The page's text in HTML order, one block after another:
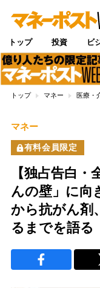
トップ 投資 ビ
トップ マネー 医療・
マネー
有料会員限定
【独占告白
んの壁」に
から抗がん剤
るまでを語る